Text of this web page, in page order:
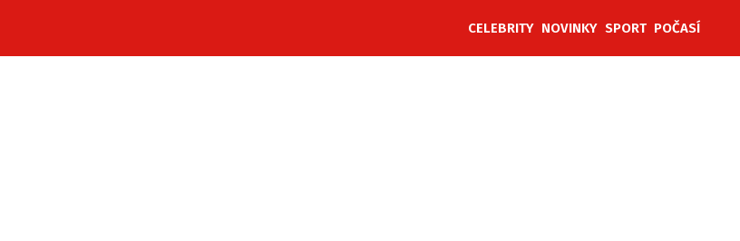
CELEBRITY NOVINKY SPORT POČASÍ